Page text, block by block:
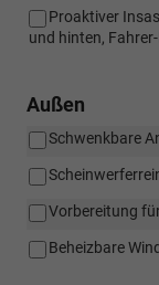
Proaktiver
und hinten,
Außen
Schwenkbare
Vorbereitung
Beheizbare